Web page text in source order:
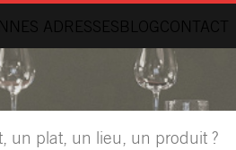
ADRESSESBLOGCONTACT